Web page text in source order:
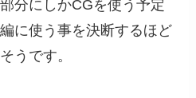
分にしかCGを使う予定
に使う事を決断するほど
うです。